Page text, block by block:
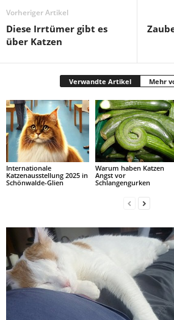
Vorheriger Artikel
Diese Irrtümer gibt es
über Katzen
Verwandte Artikel Mehr
Internationale
Katzenausstellung 2025 in
Schönwalde-Glien
Warum haben Katzen
Angst vor
Schlangengurken